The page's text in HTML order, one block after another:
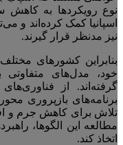
نوع رویکردها به
اسپانیا کمک کرده‌اند و
نیز مدنظر قرار گیرند.
بنابراین کشورهای
خود، مدل‌های
گرفته‌اند. از
برنامه‌های بازپروری
تلاش برای کاهش جرم و
مطالعه این الگوها،
اتخاذ کند.